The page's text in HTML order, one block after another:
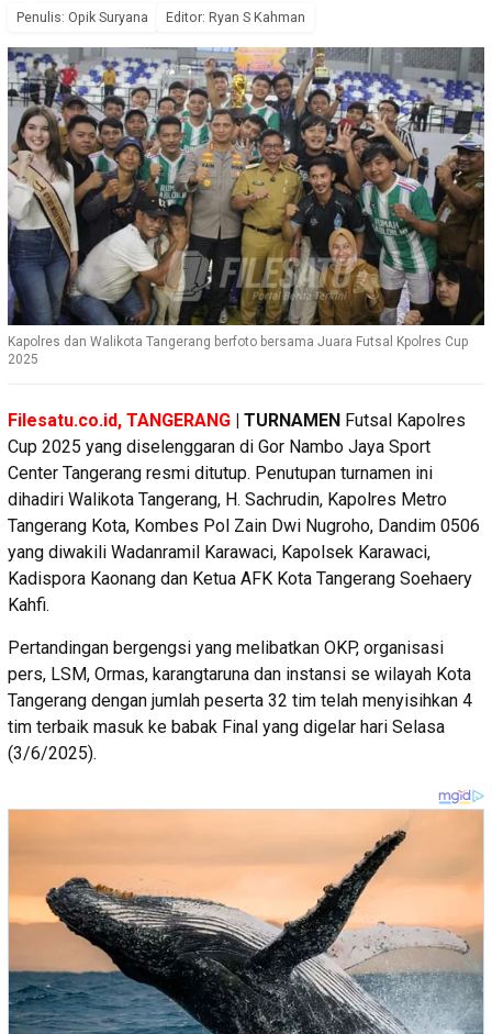
Penulis: Opik Suryana Editor: Ryan S Kahman
Kapolres dan Walikota Tangerang berfoto bersama Juara Futsal Kpolres Cup
2025
Filesatu.co.id, TANGERANG | TURNAMEN Futsal Kapolres
Cup 2025 yang diselenggaran di Gor Nambo Jaya Sport
Center Tangerang resmi ditutup. Penutupan turnamen ini
dihadiri Walikota Tangerang, H. Sachrudin, Kapolres Metro
Tangerang Kota, Kombes Pol Zain Dwi Nugroho, Dandim 0506
yang diwakili Wadanramil Karawaci, Kapolsek Karawaci,
Kadispora Kaonang dan Ketua AFK Kota Tangerang Soehaery
Kahfi.
Pertandingan bergengsi yang melibatkan OKP, organisasi
pers, LSM, Ormas, karangtaruna dan instansi se wilayah Kota
Tangerang dengan jumlah peserta 32 tim telah menyisihkan 4
tim terbaik masuk ke babak Final yang digelar hari Selasa
(3/6/2025).